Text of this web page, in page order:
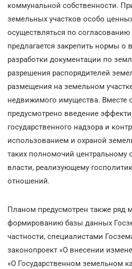
коммунальной собственности.
земельных участков особо
осуществляться по
предлагается закрепить нормы о
разработки документации по
разрешения распорядителей
размещения на земельном
недвижимого имущества. Вместе
предусмотрено введение
государственного надзора и
использованием и охраной
таких полномочий центральному
власти, реализующему
отношений.
Планом предусмотрен также ряд
формированию базы данных
частности, специалистами
законопроект «О внесении
«О Государственном земельном